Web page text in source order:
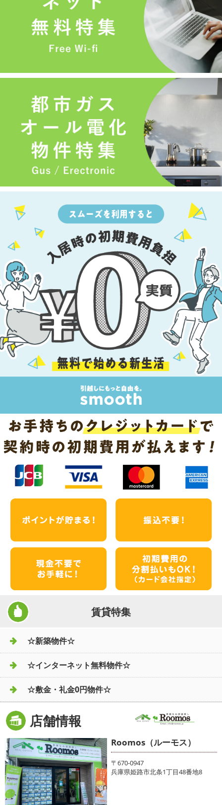
賃貸特集
☆新築物件☆
☆インターネット無料物件☆
☆敷金・礼金0円物件☆
店舗情報
Roomos（ルーモス）
〒670-0947
兵庫県姫路市北条1丁目48番地8